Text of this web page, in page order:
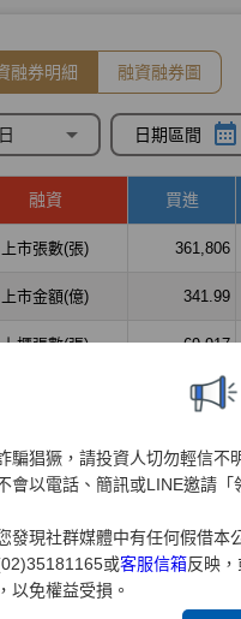
騙猖獗，請投資人切勿輕信不
會以電話、簡訊或LINE邀請「
發現社群媒體中有任何假借本
或客服信箱反映
以免權益受損。